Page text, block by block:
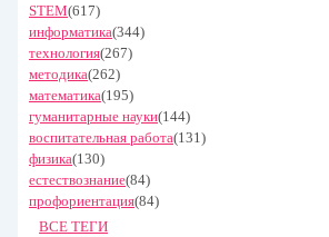
STEM(617)
информатика(344)
технология(267)
методика(262)
математика(195)
гуманитарные науки(144)
воспитательная работа(131)
физика(130)
естествознание(84)
профориентация(84)
ВСЕ ТЕГИ